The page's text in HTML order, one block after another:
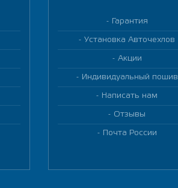
Гарантия
Установка Авточехлов
Акции
Индивидуальный пошив
Написать нам
Отзывы
Почта России